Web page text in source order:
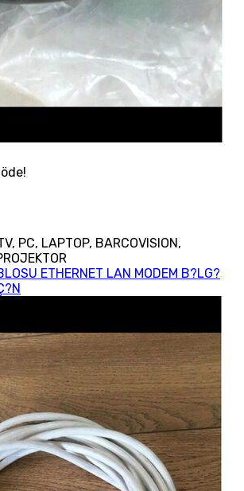
PC, LAPTOP, BARCOVISION,
ETHERNET LAN MODEM B?LG?